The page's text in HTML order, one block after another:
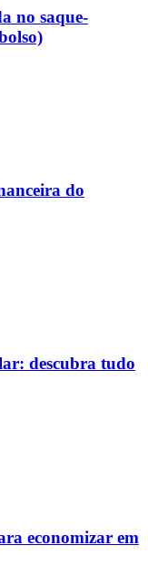
no saque-
do
descubra tudo
economizar em